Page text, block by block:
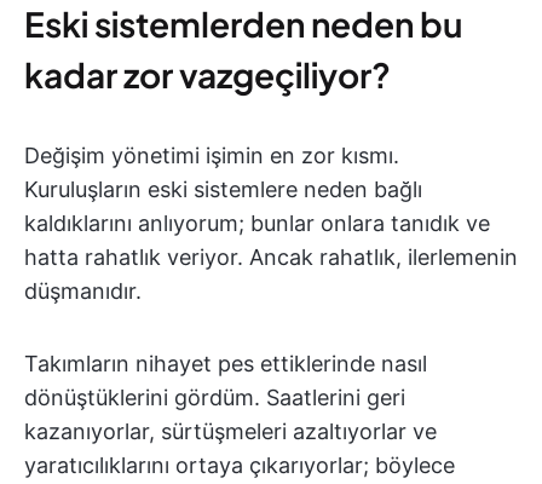
Eski sistemlerden neden bu
kadar zor vazgeçiliyor?
Değişim yönetimi işimin en zor kısmı.
Kuruluşların eski sistemlere neden bağlı
kaldıklarını anlıyorum; bunlar onlara tanıdık ve
hatta rahatlık veriyor. Ancak rahatlık, ilerlemenin
düşmanıdır.
Takımların nihayet pes ettiklerinde nasıl
dönüştüklerini gördüm. Saatlerini geri
kazanıyorlar, sürtüşmeleri azaltıyorlar ve
yaratıcılıklarını ortaya çıkarıyorlar; böylece